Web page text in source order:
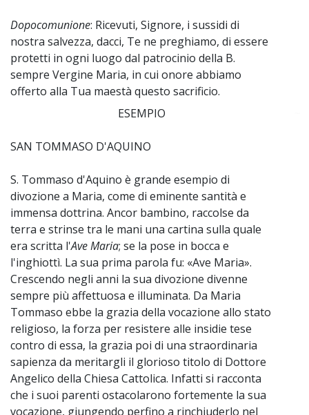
Dopocomunione: Ricevuti, Signore, i sussidi di
nostra salvezza, dacci, Te ne preghiamo, di essere
protetti in ogni luogo dal patrocinio della B.
sempre Vergine Maria, in cui onore abbiamo
offerto alla Tua maestà questo sacrificio.
ESEMPIO
SAN TOMMASO D'AQUINO
S. Tommaso d'Aquino è grande esempio di
divozione a Maria, come di eminente santità e
immensa dottrina. Ancor bambino, raccolse da
terra e strinse tra le mani una cartina sulla quale
era scritta l'Ave Maria; se la pose in bocca e
l'inghiottì. La sua prima parola fu: «Ave Maria».
Crescendo negli anni la sua divozione divenne
sempre più affettuosa e illuminata. Da Maria
Tommaso ebbe la grazia della vocazione allo stato
religioso, la forza per resistere alle insidie tese
contro di essa, la grazia poi di una straordinaria
sapienza da meritargli il glorioso titolo di Dottore
Angelico della Chiesa Cattolica. Infatti si racconta
che i suoi parenti ostacolarono fortemente la sua
vocazione, giungendo perfino a rinchiuderlo nel